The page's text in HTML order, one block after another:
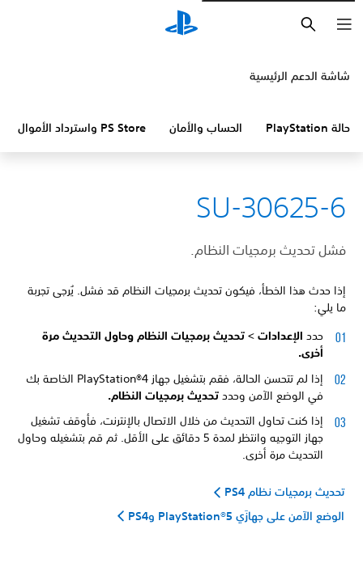
شاشة الدعم الرئيسية
حالة PlayStation الحساب والأمان PS Store واسترداد الأموال
SU-30625-6
فشل تحديث برمجيات النظام.
إذا حدث هذا الخطأ، فيكون تحديث برمجيات النظام قد فشل. يُرجى تجربة
ما يلي:
حدد الإعدادات > تحديث برمجيات النظام وحاول التحديث مرة
أخرى.
إذا لم تتحسن الحالة، فقم بتشغيل جهاز PlayStation®4 الخاصة بك
في الوضع الآمن وحدد تحديث برمجيات النظام.
إذا كنت تحاول التحديث من خلال الاتصال بالإنترنت، فأوقف تشغيل
جهاز التوجيه وانتظر لمدة 5 دقائق على الأقل. ثم قم بتشغيله وحاول
التحديث مرة أخرى.
تحديث برمجيات نظام PS4
الوضع الآمن على جهازَي PlayStation®5 وPS4